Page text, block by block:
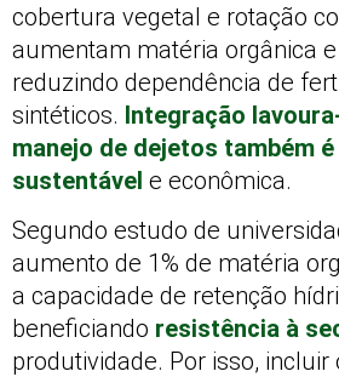
cobertura vegetal e rotação
aumentam matéria orgânica
reduzindo dependência de
sintéticos. Integração
manejo de dejetos também
sustentável e econômica.
Segundo estudo de
aumento de 1% de matéria
a capacidade de retenção
beneficiando resistência à
produtividade. Por isso, incluir